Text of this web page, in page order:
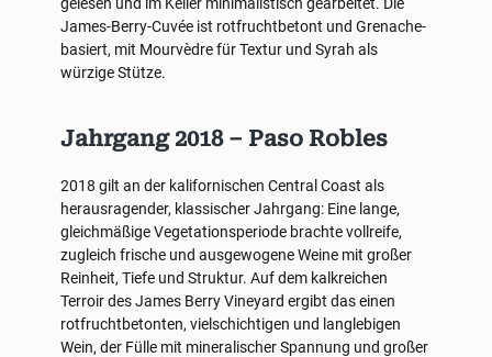
James-Berry-Cuvée ist rotfruchtbetont und Grenache-
basiert, mit Mourvèdre für Textur und Syrah als
würzige Stütze.
Jahrgang 2018 – Paso Robles
2018 gilt an der kalifornischen Central Coast als
herausragender, klassischer Jahrgang: Eine lange,
gleichmäßige Vegetationsperiode brachte vollreife,
zugleich frische und ausgewogene Weine mit großer
Reinheit, Tiefe und Struktur. Auf dem kalkreichen
Terroir des James Berry Vineyard ergibt das einen
rotfruchtbetonten, vielschichtigen und langlebigen
Wein, der Fülle mit mineralischer Spannung und großer